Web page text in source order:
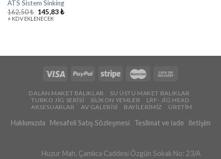
ATS Sistem Sinking
162,50₺ 145,83₺
+ KDV EKLENECEK
DALAN MAKET BALIKLAR
SU ÜSTÜ MAKET BALIKLAR
TURKO JİG SERİSİ
SİLİKON YEMLER
LRF- JİG HEAD
AKSESUARLAR
AV GALERİSİ BAYİLERİMİZ ÜRETİM
Hakkımızda Mesafeli Satış Sözleşmesi Teslimat ve İade İletişim
Huzur Mah. Çamlıca Caddesi Özgün Sokak No: 23/A